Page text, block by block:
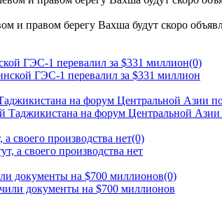
и правом берегу Вахша будут скоро
ГЭС-1 перевалил за $331 миллион(0)
на форум Центральной Азии
своего производства нет(0)
документы на $700 миллионов(0)